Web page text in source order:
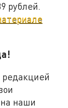
рублей.
редакцией
наши